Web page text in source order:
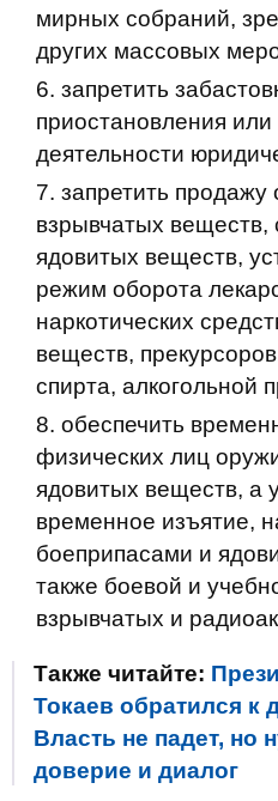
мирных собраний,
других массовых
запретить
приостановления
деятельности
запретить
взрывчатых веществ,
ядовитых веществ,
режим оборота
наркотических
веществ,
спирта, алкогольной
обеспечить
физических лиц
ядовитых веществ, а
временное изъятие,
боеприпасами и
также боевой и
взрывчатых и
Также читайте:
Токаев обратился к
Власть не падет, но
доверие и диалог